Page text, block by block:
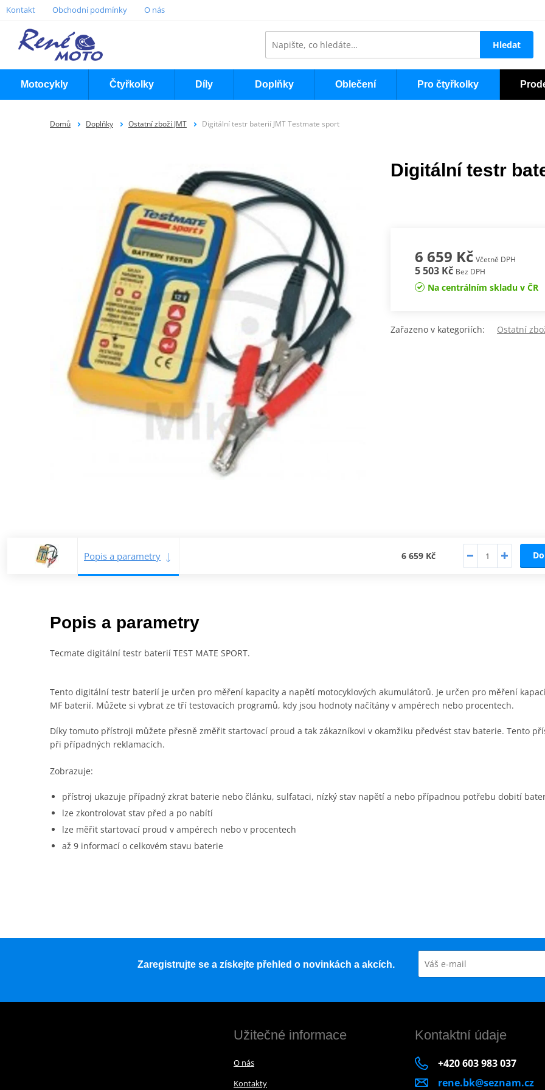
Kontakt Obchodní podmínky O nás
Hledat
Motocykly Čtyřkolky Díly Doplňky Oblečení Pro čtyřkolky
Domů Doplňky Ostatní zboží JMT Digitální testr baterií JMT Testmate sport
Digitální testr
6 659 Kč Včetně DPH
5 503 Kč Bez DPH
Na centrálním skladu v ČR
Zařazeno v kategoriích: Ostatní
Popis a parametry 6 659 Kč
Popis a parametry
Tecmate digitální testr baterií TEST MATE SPORT.
Tento digitální testr baterií je určen pro měření kapacity a napětí motocyklových akumulátorů. Je určen pro měření
MF baterií. Můžete si vybrat ze tří testovacích programů, kdy jsou hodnoty načítány v ampérech nebo procentech.
Díky tomuto přístroji můžete přesně změřit startovací proud a tak zákazníkovi v okamžiku předvést stav baterie. Tento
při případných reklamacích.
Zobrazuje:
přístroj ukazuje případný zkrat baterie nebo článku, sulfataci, nízký stav napětí a nebo případnou potřebu dobití
lze zkontrolovat stav před a po nabítí
lze měřit startovací proud v ampérech nebo v procentech
až 9 informací o celkovém stavu baterie
Zaregistrujte se a získejte přehled o novinkách a akcích.
Užitečné informace
O nás
Kontakty
Kontaktní údaje
+420 603 983 037
rene.bk@seznam.cz